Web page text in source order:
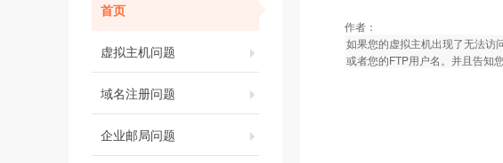
首页
虚拟主机问题
域名注册问题
企业邮局问题
作者：
如果您的虚拟主机出现了无法访
或者您的FTP用户名。并且告知